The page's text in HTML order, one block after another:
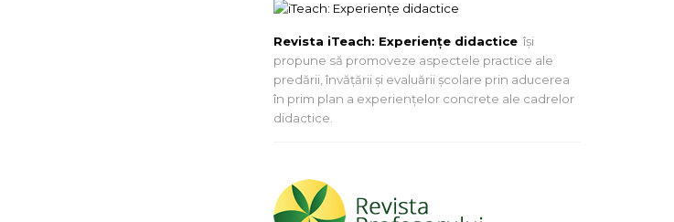
Revista iTeach: Experienţe didactice îşi
propune să promoveze aspectele practice ale
predării, învăţării şi evaluării şcolare prin aducerea
în prim plan a experienţelor concrete ale cadrelor
didactice.